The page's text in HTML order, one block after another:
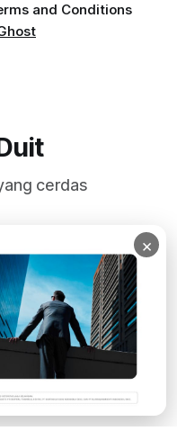
and Conditions
cerdas
Subscribe
×